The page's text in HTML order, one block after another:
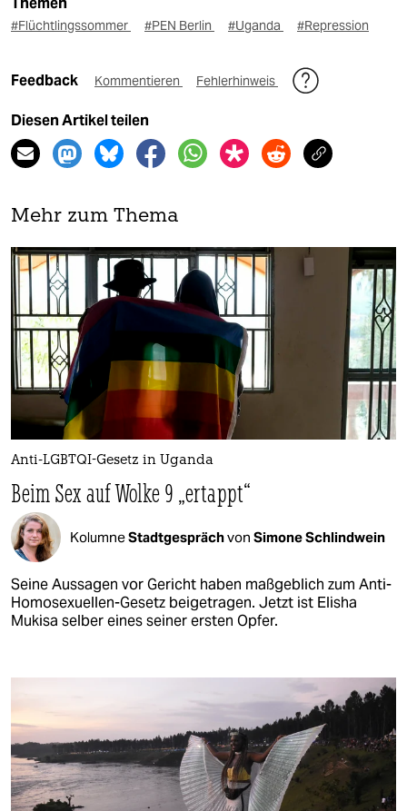
#Flüchtlingssommer #PEN Berlin #Uganda #Repression
Feedback Kommentieren Fehlerhinweis
Diesen Artikel teilen
Mehr zum Thema
Anti-LGBTQI-Gesetz in Uganda
Beim Sex auf Wolke 9 „ertappt“
KolumneStadtgesprächvon Simone Schlindwein
Seine Aussagen vor Gericht haben maßgeblich zum Anti-
Homosexuellen-Gesetz beigetragen. Jetzt ist Elisha
Mukisa selber eines seiner ersten Opfer.